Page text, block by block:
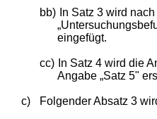
bb)
In Satz 3 wird
eingefügt.
cc)
In Satz 4 wird die
Angabe „Satz 5"
c) Folgender Absatz 3